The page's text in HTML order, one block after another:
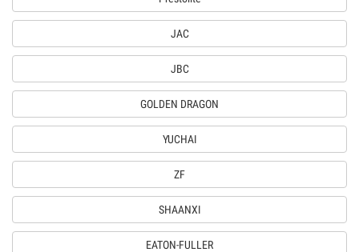
JAC
JBC
GOLDEN DRAGON
YUCHAI
ZF
SHAANXI
EATON-FULLER